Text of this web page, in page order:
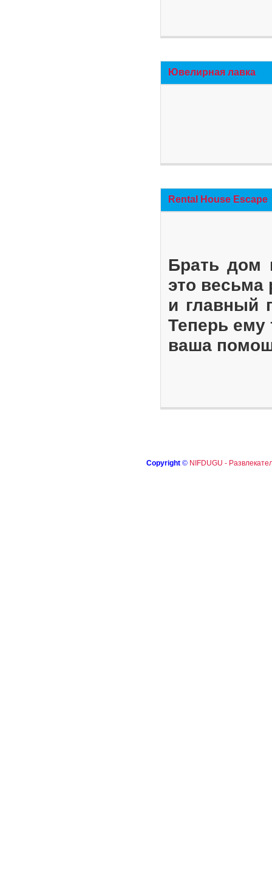
Ювелирная лавка
Rental House Escape
Брать дом
это весьма
и главный
Теперь ему
ваша
Copyright © NIFDUGU -